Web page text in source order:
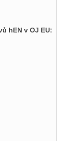
hEN v OJ EU: